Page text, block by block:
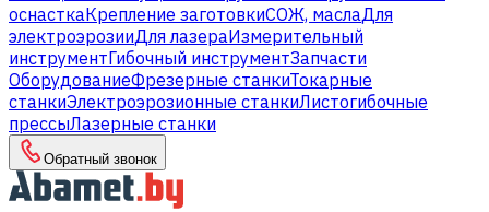
оснасткаКрепление заготовкиСОЖ, маслаДля
электроэрозииДля лазераИзмерительный
инструментГибочный инструментЗапчасти
ОборудованиеФрезерные станкиТокарные
станкиЭлектроэрозионные станкиЛистогибочные
прессыЛазерные станки
Обратный звонок